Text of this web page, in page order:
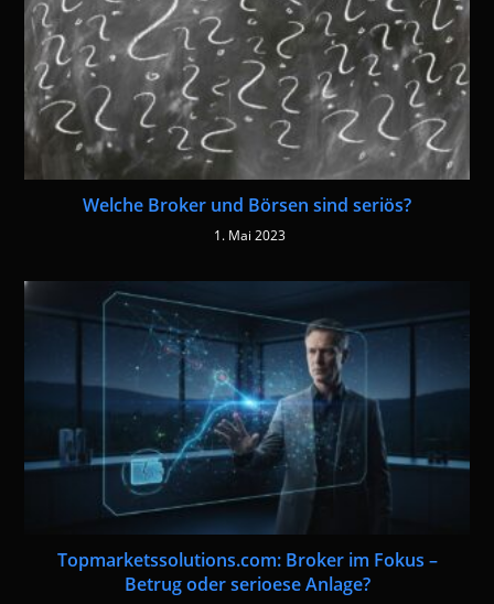
Welche Broker und Börsen sind seriös?
1. Mai 2023
Topmarketssolutions.com: Broker im Fokus –
Betrug oder serioese Anlage?